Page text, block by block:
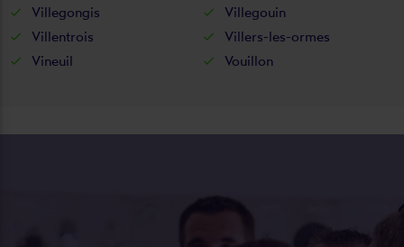
Villegongis
Villegouin
Villentrois
Villers-les-ormes
Vineuil
Vouillon